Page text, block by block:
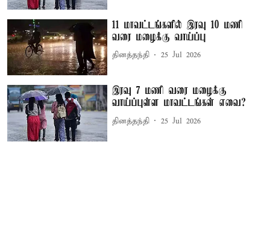
11 மாவட்டங்களில் இரவு 10 மணி
வரை மழைக்கு வாய்ப்பு
தினத்தந்தி 25 Jul 2026
இரவு 7 மணி வரை மழைக்கு
வாய்ப்புள்ள மாவட்டங்கள் எவை?
தினத்தந்தி 25 Jul 2026